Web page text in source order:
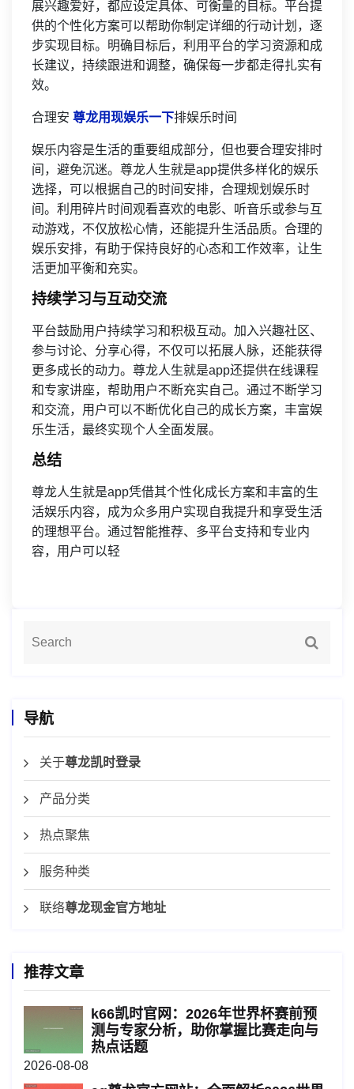
展兴趣爱好，都应设定具体、可衡量的目标。平台提
供的个性化方案可以帮助你制定详细的行动计划，逐
步实现目标。明确目标后，利用平台的学习资源和成
长建议，持续跟进和调整，确保每一步都走得扎实有
效。
合理安 尊龙用现娱乐一下排娱乐时间
娱乐内容是生活的重要组成部分，但也要合理安排时
间，避免沉迷。尊龙人生就是app提供多样化的娱乐
选择，可以根据自己的时间安排，合理规划娱乐时
间。利用碎片时间观看喜欢的电影、听音乐或参与互
动游戏，不仅放松心情，还能提升生活品质。合理的
娱乐安排，有助于保持良好的心态和工作效率，让生
活更加平衡和充实。
持续学习与互动交流
平台鼓励用户持续学习和积极互动。加入兴趣社区、
参与讨论、分享心得，不仅可以拓展人脉，还能获得
更多成长的动力。尊龙人生就是app还提供在线课程
和专家讲座，帮助用户不断充实自己。通过不断学习
和交流，用户可以不断优化自己的成长方案，丰富娱
乐生活，最终实现个人全面发展。
总结
尊龙人生就是app凭借其个性化成长方案和丰富的生
活娱乐内容，成为众多用户实现自我提升和享受生活
的理想平台。通过智能推荐、多平台支持和专业内
容，用户可以轻
导航
关于尊龙凯时登录
产品分类
热点聚焦
服务种类
联络尊龙现金官方地址
推荐文章
k66凯时官网：2026年世界杯赛前预
测与专家分析，助你掌握比赛走向与
热点话题
2026-08-08